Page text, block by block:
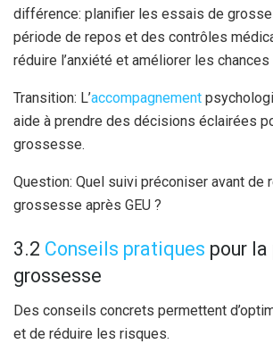
différence: planifier les essais de
période de repos et des contrôles
réduire l’anxiété et améliorer les
Transition: L’accompagnement
aide à prendre des décisions éclairées
grossesse.
Question: Quel suivi préconiser avant de
grossesse après GEU ?
3.2 Conseils pratiques pour la
grossesse
Des conseils concrets permettent
et de réduire les risques.